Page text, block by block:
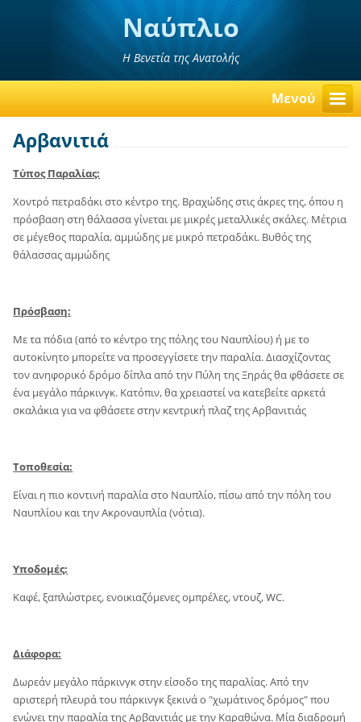
Ναύπλιο
Η Βενετία της Ανατολής
Μενού
Αρβανιτιά
Τύπος Παραλίας:
Χοντρό πετραδάκι στο κέντρο της. Βραχώδης στις άκρες της, όπου η
πρόσβαση στη θάλασσα γίνεται με μικρές μεταλλικές σκάλες. Μέτρια
σε μέγεθος παραλία, αμμώδης με μικρό πετραδάκι. Βυθός της
θάλασσας αμμώδης
Πρόσβαση:
Με τα πόδια (από το κέντρο της πόλης του Ναυπλίου) ή με το
αυτοκίνητο μπορείτε να προσεγγίσετε την παραλία. Διασχίζοντας
τον ανηφορικό δρόμο δίπλα από την Πύλη της Ξηράς θα φθάσετε σε
ένα μεγάλο πάρκινγκ. Κατόπιν, θα χρειαστεί να κατεβείτε αρκετά
σκαλάκια για να φθάσετε στην κεντρική πλαζ της Αρβανιτιάς
Τοποθεσία:
Είναι η πιο κοντινή παραλία στο Ναυπλίο, πίσω από την πόλη του
Ναυπλίου και την Ακροναυπλία (νότια).
Υποδομές:
Καφέ, ξαπλώστρες, ενοικιαζόμενες ομπρέλες, ντουζ, WC.
Διάφορα:
Δωρεάν μεγάλο πάρκινγκ στην είσοδο της παραλίας. Από την
αριστερή πλευρά του πάρκινγκ ξεκινά ο "χωμάτινος δρόμος" που
ενώνει την παραλία της Αρβανιτιάς με την Καραθώνα. Μία διαδρομή